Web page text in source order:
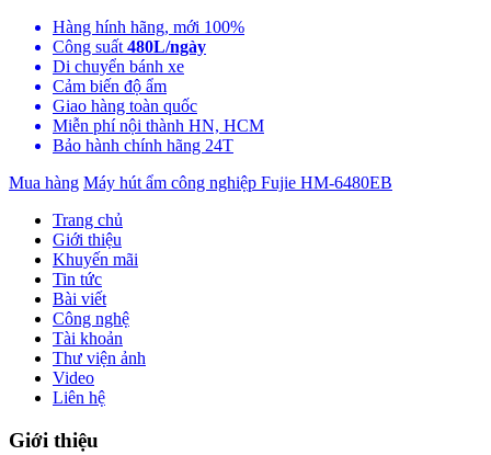
Hàng hính hãng, mới 100%
Công suất 480L/ngày
Di chuyển bánh xe
Cảm biến độ ẩm
Giao hàng toàn quốc
Miễn phí nội thành HN, HCM
Bảo hành chính hãng 24T
Mua hàng Máy hút ẩm công nghiệp Fujie HM-6480EB
Trang chủ
Giới thiệu
Khuyến mãi
Tin tức
Bài viết
Công nghệ
Tài khoản
Thư viện ảnh
Video
Liên hệ
Giới thiệu